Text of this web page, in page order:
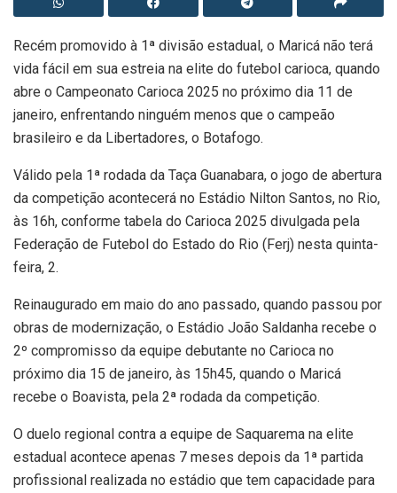
Recém promovido à 1ª divisão estadual, o Maricá não terá
vida fácil em sua estreia na elite do futebol carioca, quando
abre o Campeonato Carioca 2025 no próximo dia 11 de
janeiro, enfrentando ninguém menos que o campeão
brasileiro e da Libertadores, o Botafogo.
Válido pela 1ª rodada da Taça Guanabara, o jogo de abertura
da competição acontecerá no Estádio Nilton Santos, no Rio,
às 16h, conforme tabela do Carioca 2025 divulgada pela
Federação de Futebol do Estado do Rio (Ferj) nesta quinta-
feira, 2.
Reinaugurado em maio do ano passado, quando passou por
obras de modernização, o Estádio João Saldanha recebe o
2º compromisso da equipe debutante no Carioca no
próximo dia 15 de janeiro, às 15h45, quando o Maricá
recebe o Boavista, pela 2ª rodada da competição.
O duelo regional contra a equipe de Saquarema na elite
estadual acontece apenas 7 meses depois da 1ª partida
profissional realizada no estádio que tem capacidade para